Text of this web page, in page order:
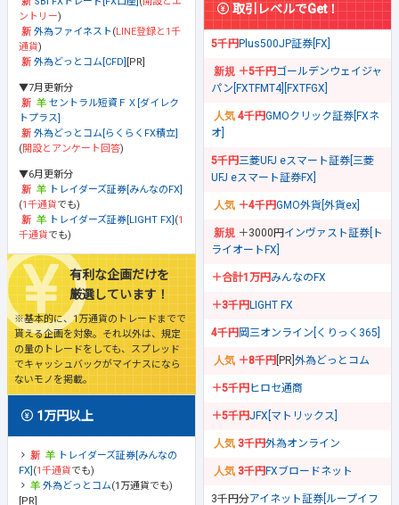
ントリー)
外為ファイネスト(LINE登録と1千
通貨)
外為どっとコム[CFD] [PR]
▼7月更新分
セントラル短資ＦＸ[ダイレク
トプラス]
外為どっとコム[らくらくFX積立]
(開設とアンケート回答)
▼6月更新分
トレイダーズ証券[みんなのFX]
(1千通貨でも)
トレイダーズ証券[LIGHT FX] (1
千通貨でも)
有利な企画だけを
厳選しています！
※基本的に、1万通貨のトレードまでで
貰える企画を対象。それ以外は、規定
の量のトレードをしても、スプレッド
でキャッシュバックがマイナスになら
ないモノを掲載。
1万円以上
トレイダーズ証券[みんなの
FX] (1千通貨でも)
外為どっとコム(1万通貨でも)
[PR]
取引レベルでGet！
5千円Plus500JP証券[FX]
＋5千円ゴールデンウェイジャ
パン[FXTFMT4][FXTFGX]
4千円GMOクリック証券[FXネ
オ]
5千円三菱UFJ eスマート証券[三菱
UFJ eスマート証券FX]
＋4千円GMO外貨[外貨ex]
＋3000円 インヴァスト証券[ト
ライオートFX]
＋合計1万円みんなのFX
＋3千円LIGHT FX
4千円岡三オンライン[くりっく365]
＋8千円 [PR] 外為どっとコム
＋5千円ヒロセ通商
＋5千円JFX[マトリックス]
3千円外為オンライン
3千円FXブロードネット
3千円分アイネット証券[ループイフ